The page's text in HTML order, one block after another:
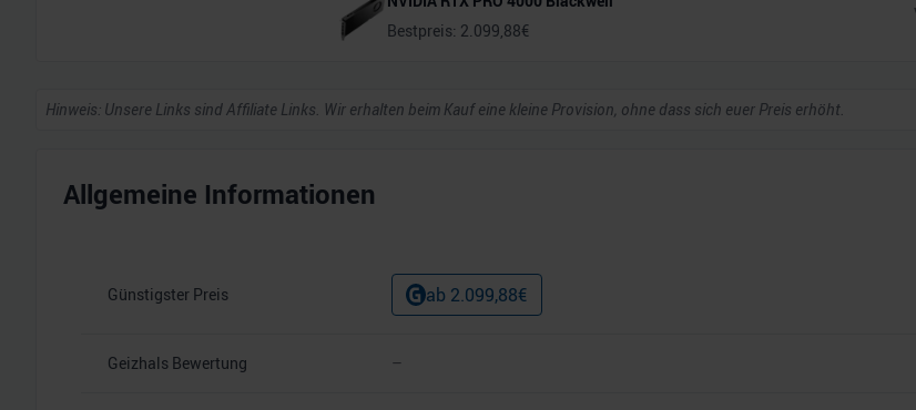
Bestpreis: 2.099,88€
Hinweis: Unsere Links sind Affiliate Links. Wir erhalten beim Kauf eine kleine Provision, ohne dass sich euer Preis erhöht.
Allgemeine Informationen
Günstigster Preis ab 2.099,88€
Geizhals Bewertung –